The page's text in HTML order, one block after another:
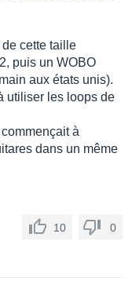
cette taille
puis un WOBO
aux états unis).
utiliser les loops de
à
dans un même
10 0